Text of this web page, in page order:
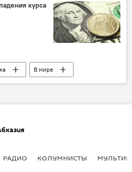
курса
В мире
РАДИО КОЛУМНИСТЫ